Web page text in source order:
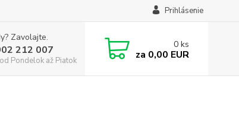
Prihlásenie
Zavolajte.
212 007
Pondelok až Piatok
0 ks
za 0,00 EUR